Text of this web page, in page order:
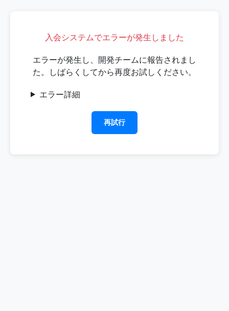
入会システムでエラーが発生しました
エラーが発生し、開発チームに報告されまし
た。しばらくしてから再度お試しください。
エラー詳細
再試行